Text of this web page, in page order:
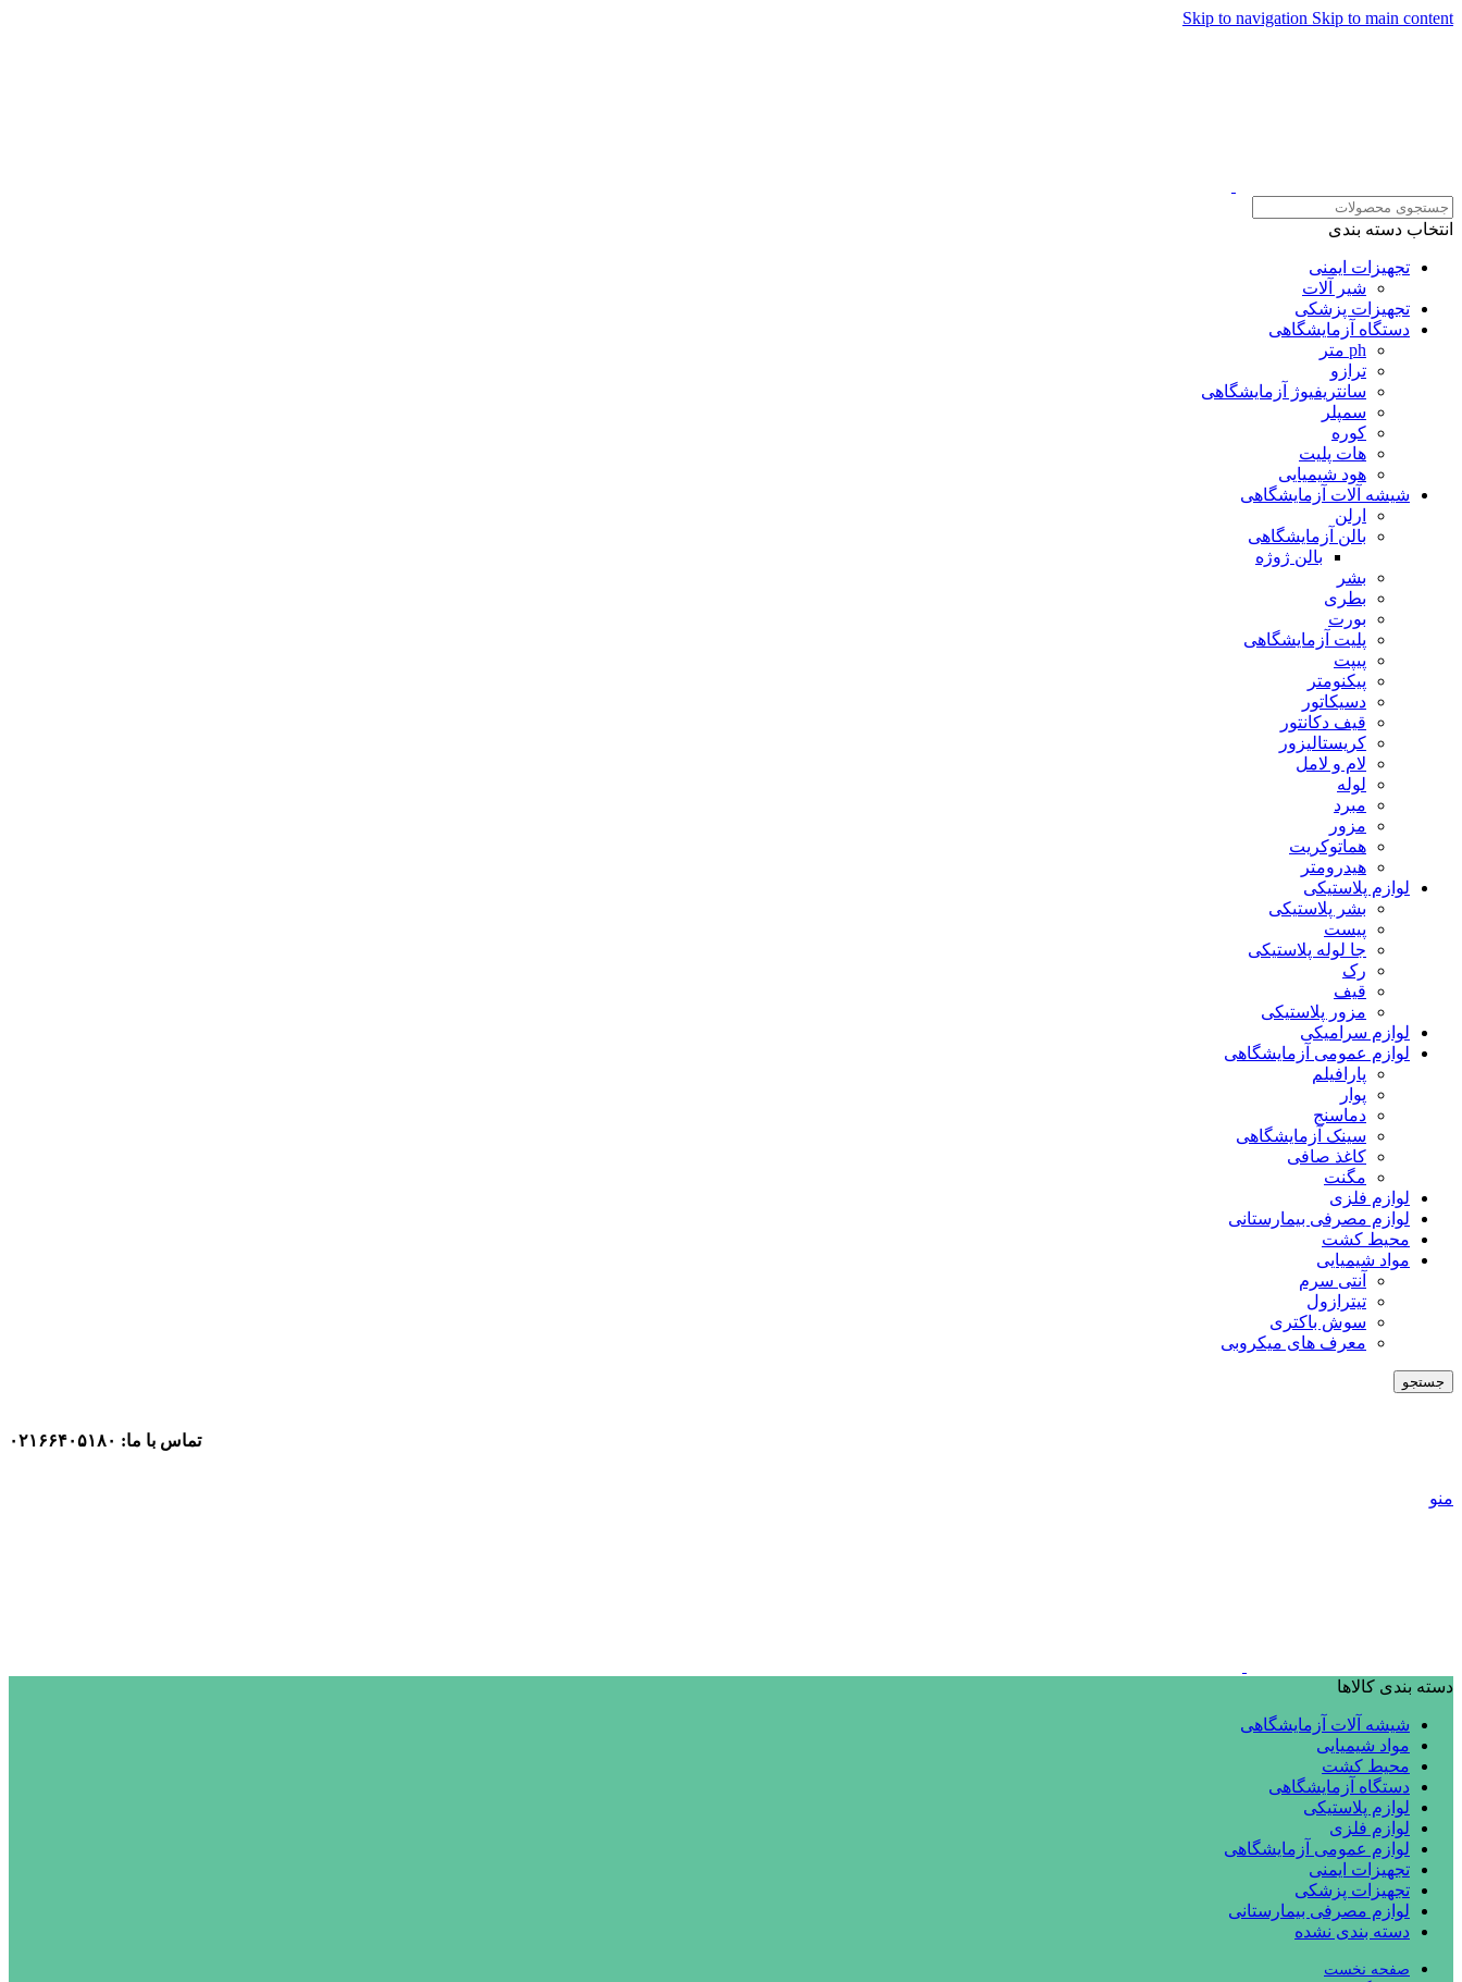
Skip to navigation Skip to main content
انتخاب دسته بندی
تجهیزات ایمنی
شیر آلات
تجهیزات پزشکی
دستگاه آزمایشگاهی
ph متر
ترازو
سانتریفیوژ آزمایشگاهی
سمپلر
کوره
هات پلیت
هود شیمیایی
شیشه آلات آزمایشگاهی
ارلن
بالن آزمایشگاهی
بالن ژوژه
بشر
بطری
بورت
پلیت آزمایشگاهی
پیپت
پیکنومتر
دسیکاتور
قیف دکانتور
کریستالیزور
لام و لامل
لوله
مبرد
مزور
هماتوکریت
هیدرومتر
لوازم پلاستیکی
بشر پلاستیکی
پیست
جا لوله پلاستیکی
رک
قیف
مزور پلاستیکی
لوازم سرامیکی
لوازم عمومی آزمایشگاهی
پارافیلم
پوار
دماسنج
سینک آزمایشگاهی
کاغذ صافی
مگنت
لوازم فلزی
لوازم مصرفی بیمارستانی
محیط کشت
مواد شیمیایی
آنتی سرم
تیترازول
سوش باکتری
معرف های میکروبی
جستجو
تماس با ما: ۰۲۱۶۶۴۰۵۱۸۰
منو
دسته بندی کالاها
شیشه آلات آزمایشگاهی
مواد شیمیایی
محیط کشت
دستگاه آزمایشگاهی
لوازم پلاستیکی
لوازم فلزی
لوازم عمومی آزمایشگاهی
تجهیزات ایمنی
تجهیزات پزشکی
لوازم مصرفی بیمارستانی
دسته بندی نشده
صفحه نخست